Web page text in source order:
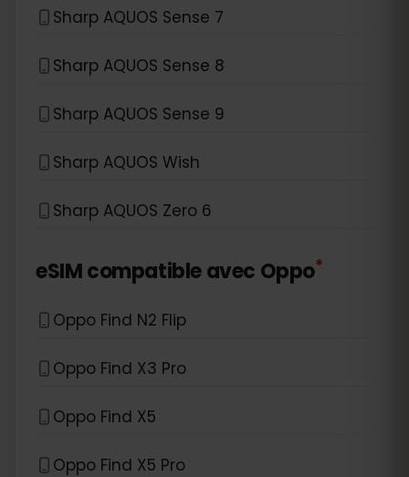
Sharp AQUOS Sense 7
Sharp AQUOS Sense 8
Sharp AQUOS Sense 9
Sharp AQUOS Wish
Sharp AQUOS Zero 6
eSIM compatible avec Oppo*
Oppo Find N2 Flip
Oppo Find X3 Pro
Oppo Find X5
Oppo Find X5 Pro